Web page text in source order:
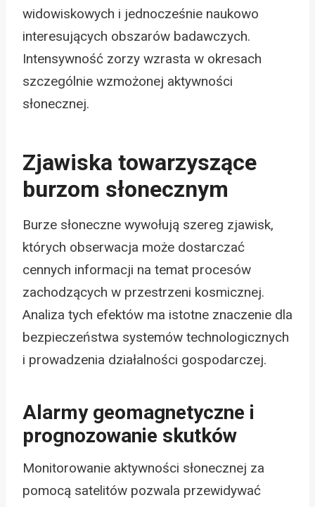
widowiskowych i jednocześnie naukowo
interesujących obszarów badawczych.
Intensywność zorzy wzrasta w okresach
szczególnie wzmożonej aktywności
słonecznej.
Zjawiska towarzyszące
burzom słonecznym
Burze słoneczne wywołują szereg zjawisk,
których obserwacja może dostarczać
cennych informacji na temat procesów
zachodzących w przestrzeni kosmicznej.
Analiza tych efektów ma istotne znaczenie dla
bezpieczeństwa systemów technologicznych
i prowadzenia działalności gospodarczej.
Alarmy geomagnetyczne i
prognozowanie skutków
Monitorowanie aktywności słonecznej za
pomocą satelitów pozwala przewidywać